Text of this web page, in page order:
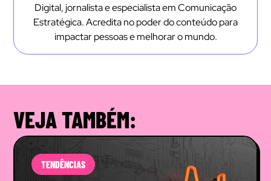
Digital, jornalista e especialista em Comunicação
Estratégica. Acredita no poder do conteúdo para
impactar pessoas e melhorar o mundo.
VEJA TAMBÉM:
TENDÊNCIAS